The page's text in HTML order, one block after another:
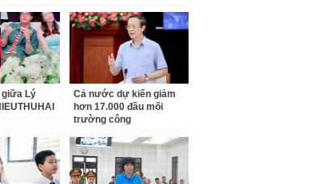
giữa Lý
Cả nước dự kiến giảm
hơn 17.000 đầu mối
trường công